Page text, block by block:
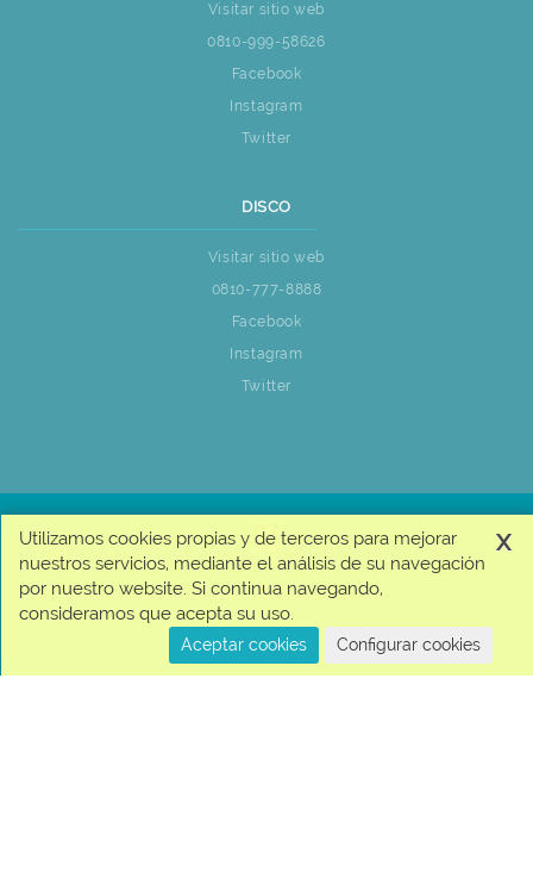
Visitar sitio web
0810-999-58626
Facebook
Instagram
Twitter
DISCO
Visitar sitio web
0810-777-8888
Facebook
Instagram
Twitter
© 2026 Jumbo + | Este programa está autorizado
por Visa para realizar transacciones electrónicas.
| Copyright © Cencosud
x
Utilizamos cookies propias y de terceros para mejorar
nuestros servicios, mediante el análisis de su navegación
por nuestro website. Si continua navegando,
consideramos que acepta su uso.
Configurar cookies
Aceptar cookies